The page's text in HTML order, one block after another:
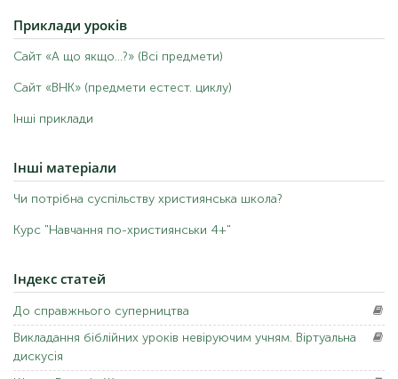
Приклади уроків
Сайт «А що якщо...?» (Всі предмети)
Сайт «ВНК» (предмети естест. циклу)
Інші приклади
Інші матеріали
Чи потрібна суспільству християнська школа?
Курс "Навчання по-християнськи 4+"
Індекс статей
До справжнього суперництва
Викладання біблійних уроків невіруючим учням. Віртуальна
дискусія